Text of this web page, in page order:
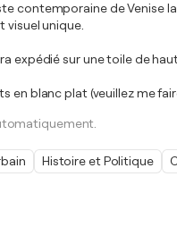
contemporaine de Venise
unique.
expédié sur une toile de
en blanc plat (veuillez me
Histoire et Politique